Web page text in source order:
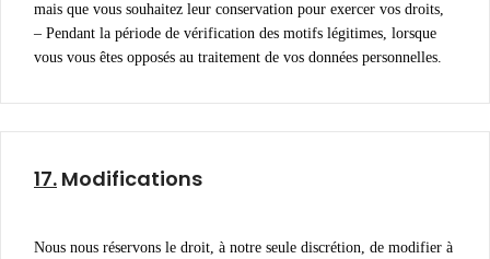
mais que vous souhaitez leur conservation pour exercer vos droits,
– Pendant la période de vérification des motifs légitimes, lorsque
vous vous êtes opposés au traitement de vos données personnelles.
17. Modifications
Nous nous réservons le droit, à notre seule discrétion, de modifier à